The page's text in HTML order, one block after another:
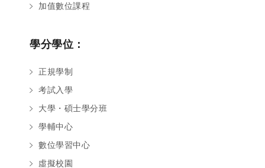
加值數位課程
學分學位：
正規學制
考試入學
大學・碩士學分班
學輔中心
數位學習中心
虛擬校園